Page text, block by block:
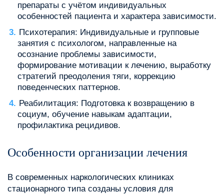
препараты с учётом индивидуальных
особенностей пациента и характера зависимости.
Психотерапия: Индивидуальные и групповые
занятия с психологом, направленные на
осознание проблемы зависимости,
формирование мотивации к лечению, выработку
стратегий преодоления тяги, коррекцию
поведенческих паттернов.
Реабилитация: Подготовка к возвращению в
социум, обучение навыкам адаптации,
профилактика рецидивов.
Особенности организации лечения
В современных наркологических клиниках
стационарного типа созданы условия для